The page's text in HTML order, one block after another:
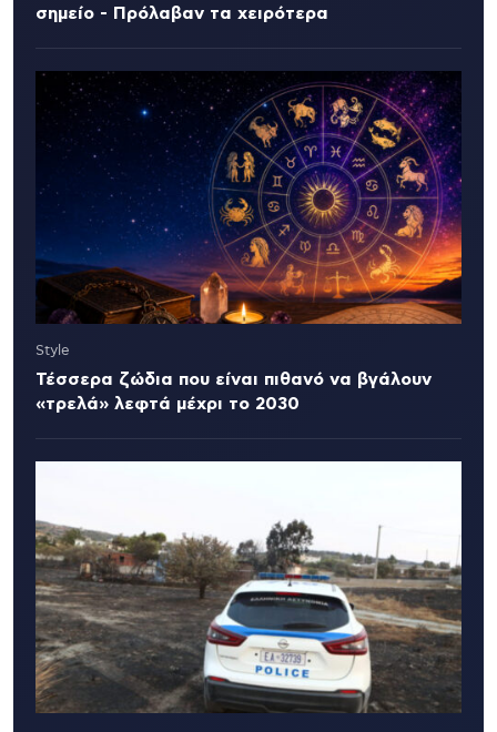
σημείο - Πρόλαβαν τα χειρότερα
Style
Τέσσερα ζώδια που είναι πιθανό να βγάλουν
«τρελά» λεφτά μέχρι το 2030